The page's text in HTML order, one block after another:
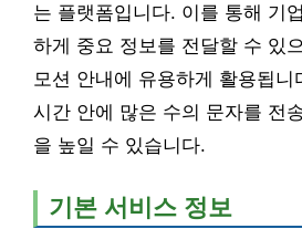
는 플랫폼입니다. 이를 통해 기
하게 중요 정보를 전달할 수 있
모션 안내에 유용하게 활용됩니
시간 안에 많은 수의 문자를 전
을 높일 수 있습니다.
기본 서비스 정보